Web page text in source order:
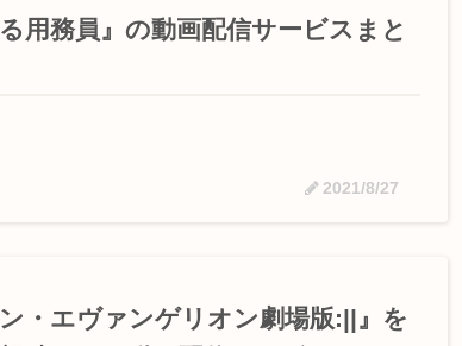
用務員』の動画配信サービスまと
2021/8/27
・エヴァンゲリオン劇場版:||』を